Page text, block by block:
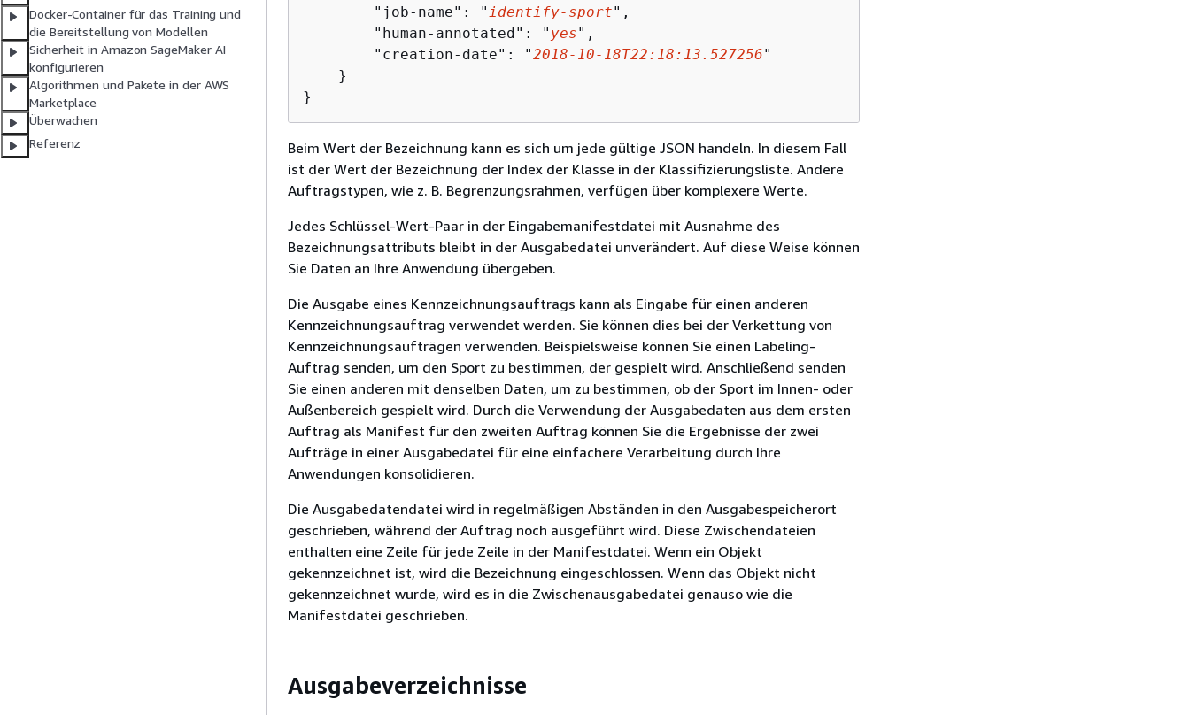
Docker-Container für das Training und
die Bereitstellung von Modellen
Sicherheit in Amazon SageMaker AI
konfigurieren
Algorithmen und Pakete in der AWS
Marketplace
Überwachen
Referenz
        "job-name": "
identify-sport",
        "human-annotated": "
yes",
        "creation-date": "
2018-10-18T22:18:13.527256"
    }
}
Beim Wert der Bezeichnung kann es sich um jede gültige JSON handeln. In diesem Fall
ist der Wert der Bezeichnung der Index der Klasse in der Klassifizierungsliste. Andere
Auftragstypen, wie z. B. Begrenzungsrahmen, verfügen über komplexere Werte.
Jedes Schlüssel-Wert-Paar in der Eingabemanifestdatei mit Ausnahme des
Bezeichnungsattributs bleibt in der Ausgabedatei unverändert. Auf diese Weise können
Sie Daten an Ihre Anwendung übergeben.
Die Ausgabe eines Kennzeichnungsauftrags kann als Eingabe für einen anderen
Kennzeichnungsauftrag verwendet werden. Sie können dies bei der Verkettung von
Kennzeichnungsaufträgen verwenden. Beispielsweise können Sie einen Labeling-
Auftrag senden, um den Sport zu bestimmen, der gespielt wird. Anschließend senden
Sie einen anderen mit denselben Daten, um zu bestimmen, ob der Sport im Innen- oder
Außenbereich gespielt wird. Durch die Verwendung der Ausgabedaten aus dem ersten
Auftrag als Manifest für den zweiten Auftrag können Sie die Ergebnisse der zwei
Aufträge in einer Ausgabedatei für eine einfachere Verarbeitung durch Ihre
Anwendungen konsolidieren.
Die Ausgabedatendatei wird in regelmäßigen Abständen in den Ausgabespeicherort
geschrieben, während der Auftrag noch ausgeführt wird. Diese Zwischendateien
enthalten eine Zeile für jede Zeile in der Manifestdatei. Wenn ein Objekt
gekennzeichnet ist, wird die Bezeichnung eingeschlossen. Wenn das Objekt nicht
gekennzeichnet wurde, wird es in die Zwischenausgabedatei genauso wie die
Manifestdatei geschrieben.
Ausgabeverzeichnisse